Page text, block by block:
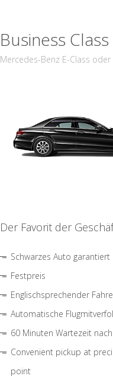
Business Class
Mercedes-Benz E-Class oder
Der Favorit der
Schwarzes Auto garantiert
Festpreis
Englischsprechender
Automatische
60 Minuten Wartezeit
Convenient pickup at
point